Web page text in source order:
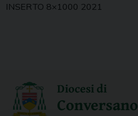
INSERTO 8×1000 2021
Diocesi di
Conversano